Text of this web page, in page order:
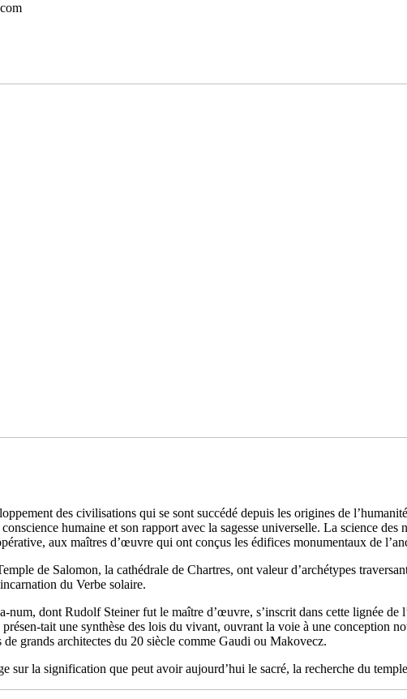
des civilisations qui se sont succédé depuis les origines de
humaine et son rapport avec la sagesse universelle. La science
aux maîtres d’œuvre qui ont conçus les édifices monumentaux de
de Salomon, la cathédrale de Chartres, ont valeur d’archétypes
du Verbe solaire.
num, dont Rudolf Steiner fut le maître d’œuvre, s’inscrit dans cette lignée
tait une synthèse des lois du vivant, ouvrant la voie à une conception
grands architectes du 20 siècle comme Gaudi ou Makovecz.
sur la signification que peut avoir aujourd’hui le sacré, la recherche du